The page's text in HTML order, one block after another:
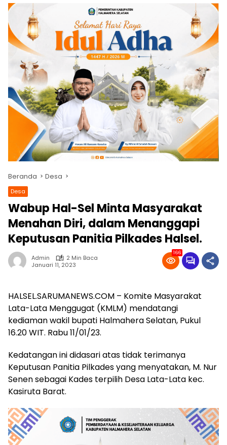
Beranda Desa
Desa
Wabup Hal-Sel Minta Masyarakat
Menahan Diri, dalam Menanggapi
Keputusan Panitia Pilkades Halsel.
Admin
2 Min Baca
Januari 11, 2023
166
HALSEL.SARUMANEWS.COM – Komite Masyarakat
Lata-Lata Menggugat (KMLM) mendatangi
kediaman wakil bupati Halmahera Selatan, Pukul
16.20 WIT. Rabu 11/01/23.
Kedatangan ini didasari atas tidak terimanya
Keputusan Panitia Pilkades yang menyatakan, M. Nur
Senen sebagai Kades terpilih Desa Lata-Lata kec.
Kasiruta Barat.